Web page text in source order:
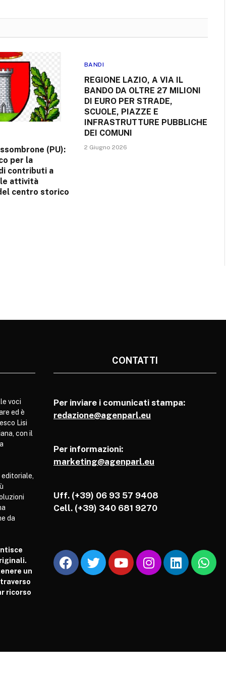
(PU):
per la
contributi a
attività
centro storico
BANDI
REGIONE LAZIO, A VIA IL
BANDO DA OLTRE 27 MILIONI
DI EURO PER STRADE,
SCUOLE, PIAZZE E
INFRASTRUTTURE PUBBLICHE
DEI COMUNI
2 Giugno 2026
voci
ed è
Lisi
con il
da
un
ricorso
CONTATTI
Per inviare i comunicati stampa:
redazione@agenparl.eu
Per informazioni:
marketing@agenparl.eu
Uff. (+39) 06 93 57 9408
Cell. (+39) 340 681 9270